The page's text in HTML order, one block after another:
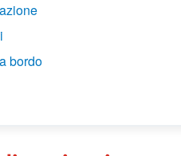
bordo